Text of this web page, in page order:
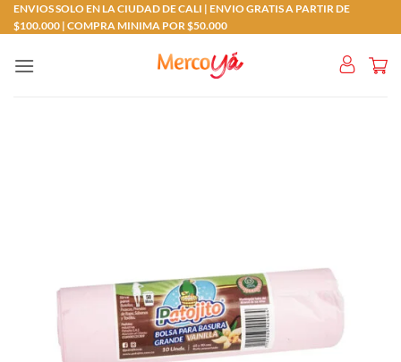
Saltar
al
ENVIOS SOLO EN LA CIUDAD DE CALI | ENVIO GRATIS A PARTIR DE
$100.000 | COMPRA MINIMA POR $50.000